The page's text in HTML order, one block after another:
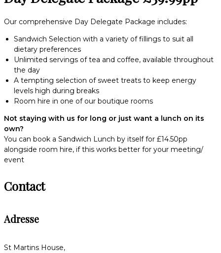
Our comprehensive Day Delegate Package includes:
Sandwich Selection with a variety of fillings to suit all
dietary preferences
Unlimited servings of tea and coffee, available throughout
the day
A tempting selection of sweet treats to keep energy
levels high during breaks
Room hire in one of our boutique rooms
Not staying with us for long or just want a lunch on its
own?
You can book a Sandwich Lunch by itself for £14.50pp
alongside room hire, if this works better for your meeting/
event
Contact
Adresse
St Martins House,